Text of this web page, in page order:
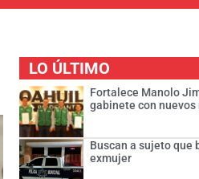
LO ÚLTIMO
Fortalece Manolo
gabinete con
Buscan a sujeto que
exmujer